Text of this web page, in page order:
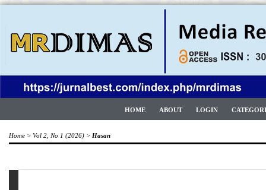
HOME ABOUT LOGIN
Home > Vol 2, No 1 (2026) > Hasan